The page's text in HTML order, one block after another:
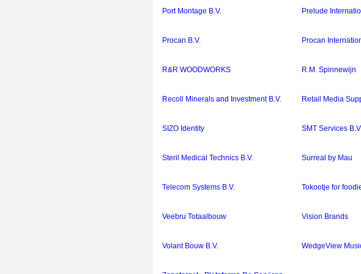
Port Montage B.V. Prelude
Procan B.V. Procan
R&R WOODWORKS R.M. Spinnewijn
Recoll Minerals and Investment B.V. Retail Media
SIZO Identity SMT Services
Steril Medical Technics B.V. Surreal by Mau
Telecom Systems B.V. Tokootje for
Veebru Totaalbouw Vision Brands
Volant Bouw B.V. WedgeView